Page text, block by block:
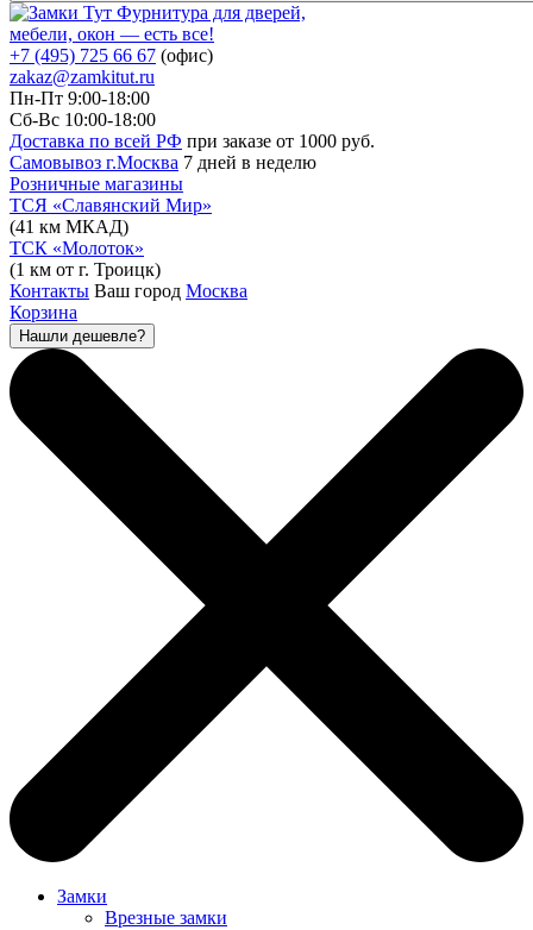
Фурнитура для дверей,
мебели, окон — есть все!
+7 (495) 725 66 67 (офис)
zakaz@zamkitut.ru
Пн-Пт 9:00-18:00
Сб-Вс 10:00-18:00
Доставка по всей РФ при заказе от 1000 руб.
Самовывоз г.Москва 7 дней в неделю
Розничные магазины
ТСЯ «Славянский Мир»
(41 км МКАД)
ТСК «Молоток»
(1 км от г. Троицк)
Контакты Ваш город Москва
Корзина
Нашли дешевле?
Замки
Врезные замки